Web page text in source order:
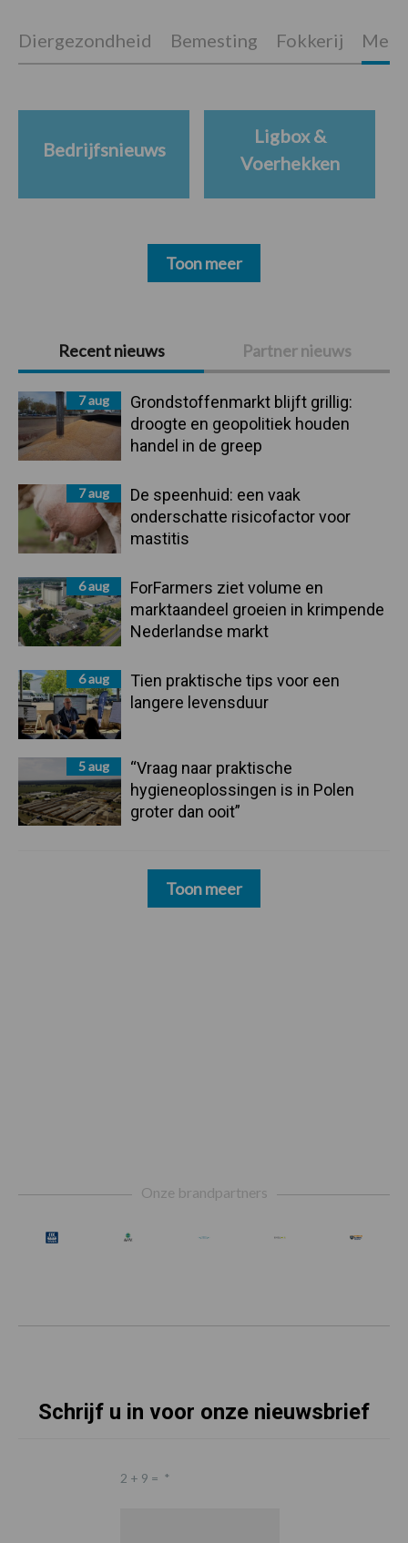
Primaire
Sidebar
Recent nieuws Partner nieuws
7 aug
Grondstoffenmarkt blijft grillig:
droogte en geopolitiek houden
handel in de greep
7 aug
De speenhuid: een vaak
onderschatte risicofactor voor
mastitis
6 aug
ForFarmers ziet volume en
marktaandeel groeien in krimpende
Nederlandse markt
6 aug
Tien praktische tips voor een
langere levensduur
5 aug
“Vraag naar praktische
hygieneoplossingen is in Polen
groter dan ooit”
Toon meer
Diergezondheid Bemesting Fokkerij
Bedrijfsnieuws
Ligbox &
Voerhekken
Toon meer
Onze brandpartners
Schrijf u in voor onze nieuwsbrief
2 + 9 = *